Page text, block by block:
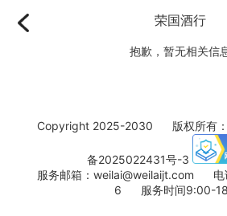
荣国酒行
抱歉，暂无相关信
Copyright 2025-2030 版权所
备2025022431号-3
服务邮箱：weilai@weilaijt.com
6 服务时间9:00-